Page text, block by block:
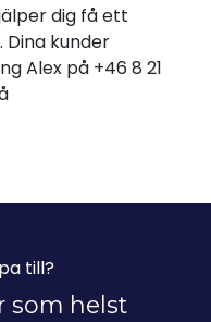
dig få ett
kunder
Alex på +46 8 21
till?
som helst